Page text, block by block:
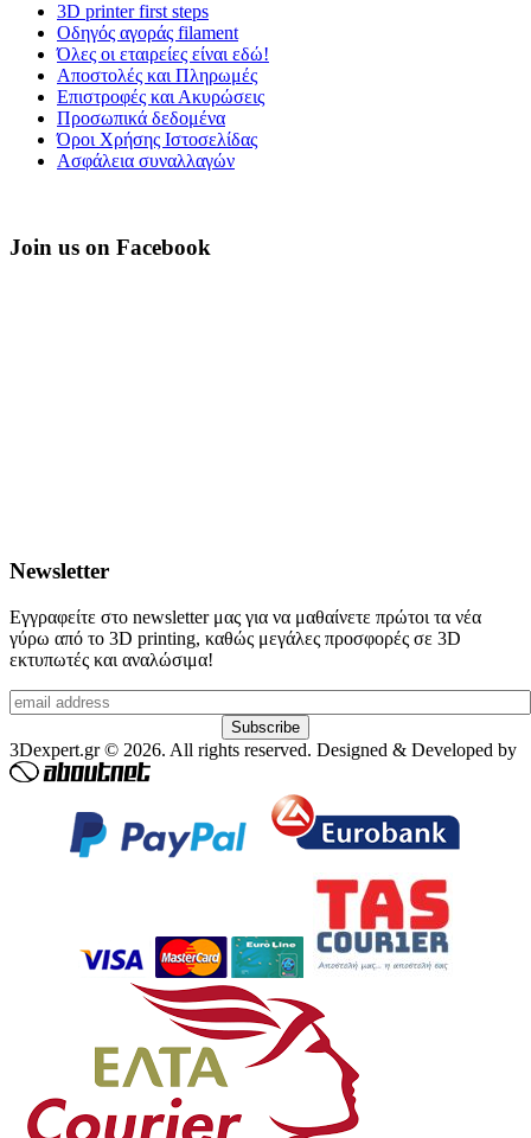
3D printer first steps
Οδηγός αγοράς filament
Όλες οι εταιρείες είναι εδώ!
Αποστολές και Πληρωμές
Επιστροφές και Ακυρώσεις
Προσωπικά δεδομένα
Όροι Χρήσης Ιστοσελίδας
Ασφάλεια συναλλαγών
Join us on Facebook
Newsletter
Εγγραφείτε στο newsletter μας για να μαθαίνετε πρώτοι τα νέα
γύρω από το 3D printing, καθώς μεγάλες προσφορές σε 3D
εκτυπωτές και αναλώσιμα!
3Dexpert.gr © 2026. All rights reserved. Designed & Developed by